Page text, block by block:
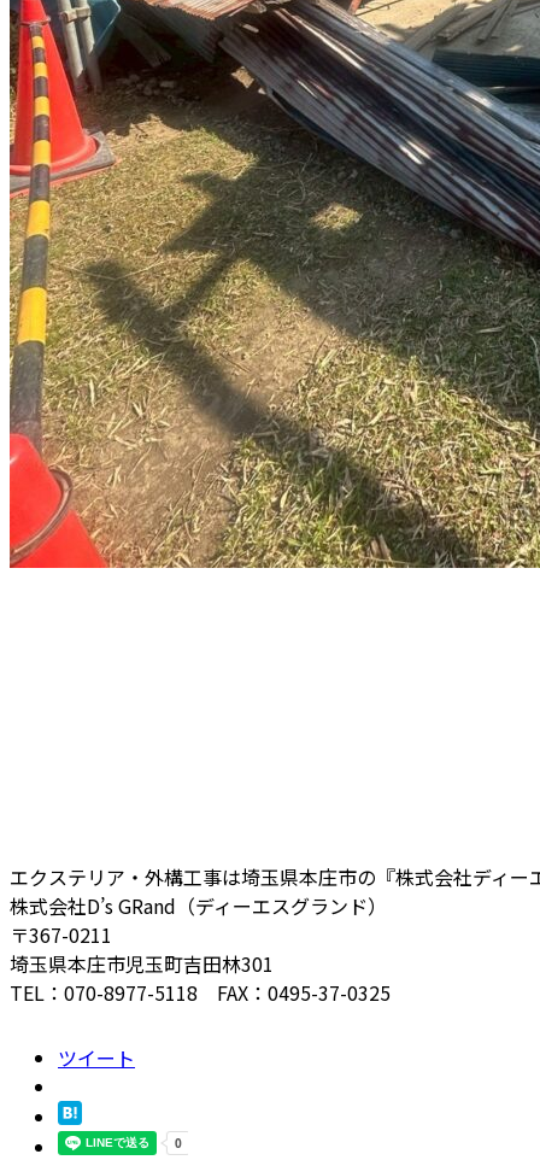
エクステリア・外構工事は埼玉県本庄市の『株式会社ディー
株式会社D’s GRand（ディーエスグランド）
〒367-0211
埼玉県本庄市児玉町吉田林301
TEL：070-8977-5118 FAX：0495-37-0325
ツイート